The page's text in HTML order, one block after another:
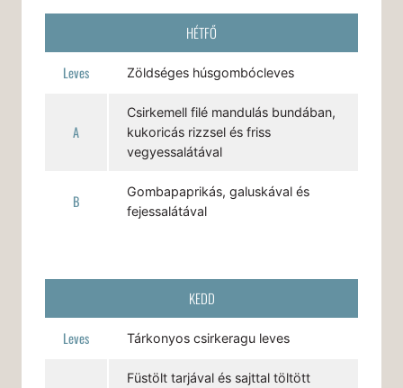
HÉTFŐ
Leves Zöldséges húsgombócleves
A
Csirkemell filé mandulás bundában,
kukoricás rizzsel és friss
vegyessalátával
B
Gombapaprikás, galuskával és
fejessalátával
KEDD
Leves Tárkonyos csirkeragu leves
Füstölt tarjával és sajttal töltött